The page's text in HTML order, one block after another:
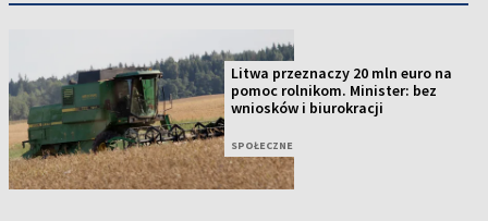
Litwa przeznaczy 20 mln euro na
pomoc rolnikom. Minister: bez
wniosków i biurokracji
SPOŁECZNE